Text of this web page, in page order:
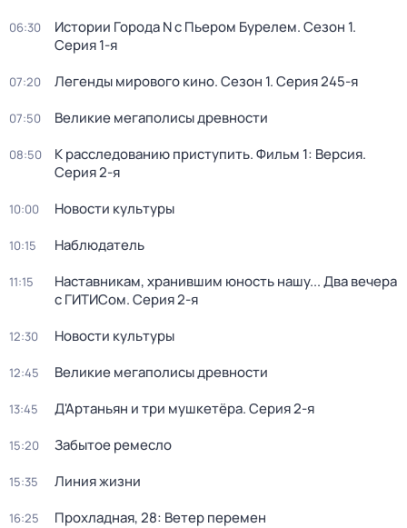
06:30 Истории Города N с Пьером Бурелем. Сезон 1.
Серия 1-я
07:20 Легенды мирового кино. Сезон 1. Серия 245-я
07:50 Великие мегаполисы древности
08:50 К расследованию приступить. Фильм 1: Версия.
Серия 2-я
10:00 Новости культуры
10:15 Наблюдатель
11:15
Наставникам, хранившим юность нашу... Два вечера
с ГИТИСом. Серия 2-я
12:30 Новости культуры
12:45 Великие мегаполисы древности
13:45 Д'Артаньян и три мушкетёра. Серия 2-я
15:20 Забытое ремесло
15:35 Линия жизни
16:25 Прохладная, 28: Ветер перемен